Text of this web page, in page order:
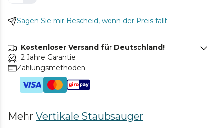
Sagen Sie mir Bescheid, wenn der Preis fällt
Kostenloser Versand für Deutschland!
2 Jahre Garantie
Zahlungsmethoden.
Mehr Vertikale Staubsauger